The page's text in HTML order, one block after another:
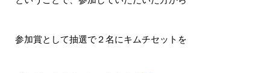
参加賞として抽選で２名にキムチセットを